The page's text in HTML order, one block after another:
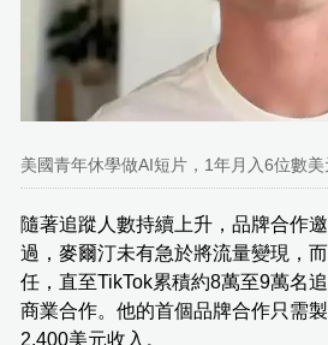
美國青年休學做AI短片，1年月入6位數
隨著追蹤人數持續上升，品牌合作
過，麥爾汀未有急於將流量變現，
任，直至TikTok累積約8萬至9萬名
商業合作。他的首個品牌合作只需
2,400美元收入。